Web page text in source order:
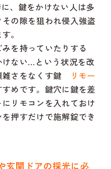
、鍵をかけない人は多
の隙を狙われ侵入強盗
。
を持っていたりする
けない…という状況を改
雑さをなくす鍵
リモー
すめです。鍵穴に鍵を差
リモコンを入れておけ
押すだけで施解錠でき
関ドアの採光に必